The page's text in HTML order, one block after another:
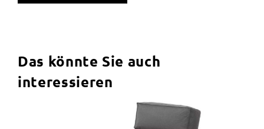
Das könnte Sie auch
interessieren